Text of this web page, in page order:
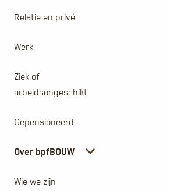
Relatie en privé
Werk
Ziek of
arbeidsongeschikt
Gepensioneerd
Over bpfBOUW
Wie we zijn